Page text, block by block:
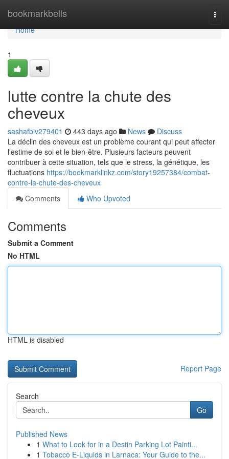
bookmarkbells
Home
Home
1
lutte contre la chute des
cheveux
sashafbiv279401 443 days ago News
Discuss
La déclin des cheveux est un problème courant qui peut affecter
l'estime de soi et le bien-être. Plusieurs facteurs peuvent
contribuer à cette situation, tels que le stress, la génétique, les
fluctuations https://bookmarklinkz.com/story19257384/combat-
contre-la-chute-des-cheveux
Comments
Who Upvoted
Comments
Submit a Comment
No HTML
HTML is disabled
Report Page
Search
Go
Published News
1 What to Look for in a Destin Parking Lot Painti...
1 Tobacco E-Liquids in Larnaca: Your Guide to the...